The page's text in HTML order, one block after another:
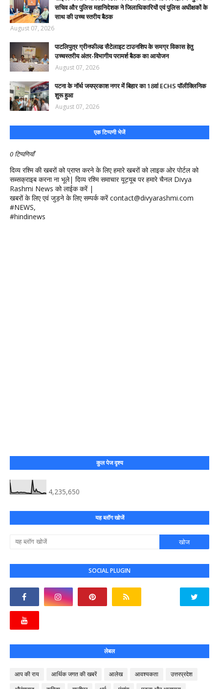
सचिव और पुलिस महानिदेशक ने जिलाधिकारियों एवं पुलिस अधीक्षकों के
साथ की उच्च स्तरीय बैठक
August 07, 2026
पाटलिपुत्र ग्रीनफील्ड सैटेलाइट टाउनशिप के समग्र विकास हेतु
उच्चस्तरीय अंतर-विभागीय परामर्श बैठक का आयोजन
August 07, 2026
पटना के नॉर्थ जयप्रकाश नगर में बिहार का 18वां ECHS पॉलीक्लिनिक
शुरू हुआ
August 07, 2026
एक टिप्पणी भेजें
0 टिप्पणियाँ
दिव्य रश्मि की खबरों को प्राप्त करने के लिए हमारे खबरों को लाइक ओर पोर्टल को
सब्सक्राइब करना ना भूले| दिव्य रश्मि समाचार यूट्यूब पर हमारे चैनल Divya
Rashmi News को लाईक करें |
खबरों के लिए एवं जुड़ने के लिए सम्पर्क करें contact@divyarashmi.com
#NEWS,
#hindinews
कुल पेज दृश्य
4,235,650
यह ब्लॉग खोजें
SOCIAL PLUGIN
लेबल
आप की राय आर्थिक जगत की खबरें आलेख आवश्यकता
उत्तरप्रदेश